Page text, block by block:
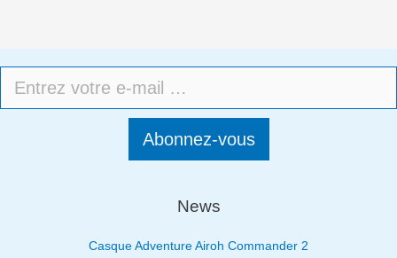
Abonnez-vous
News
Casque Adventure Airoh Commander 2